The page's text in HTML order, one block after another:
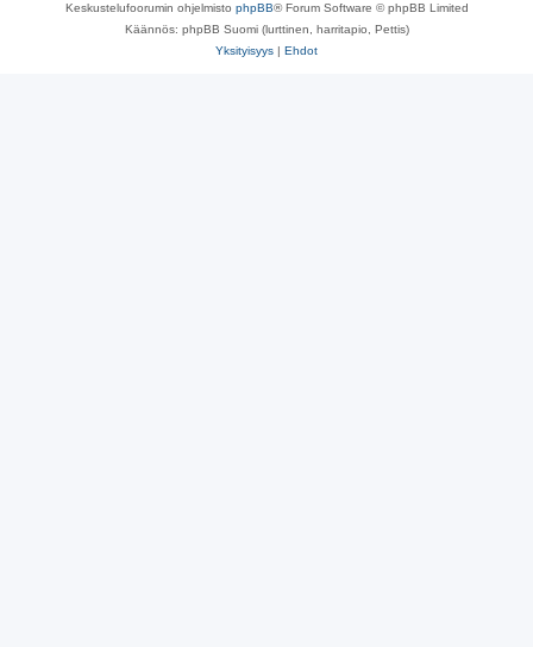
Keskustelufoorumin ohjelmisto phpBB® Forum Software © phpBB Limited
Käännös: phpBB Suomi (lurttinen, harritapio, Pettis)
Yksityisyys | Ehdot